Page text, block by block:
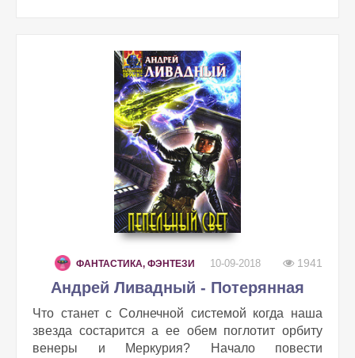
ФАНТАСТИКА, ФЭНТЕЗИ 10-09-2018 1941
Андрей Ливадный - Потерянная
Что станет с Солнечной системой когда наша
звезда состарится а ее обем поглотит орбиту
венеры и Меркурия? Начало повести